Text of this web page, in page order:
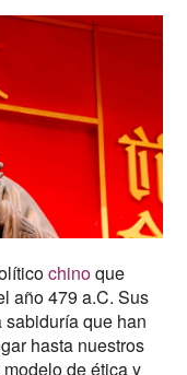
chinoque
año 479 a.C. Sus
que han
hasta nuestros
de ética y